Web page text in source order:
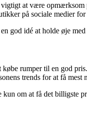
at være
på sociale medier
god idé at holde øje
rumper til en god
trends for at få mest
om at få det billigste